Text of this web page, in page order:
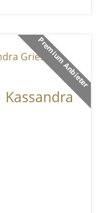
Premium Anbieter